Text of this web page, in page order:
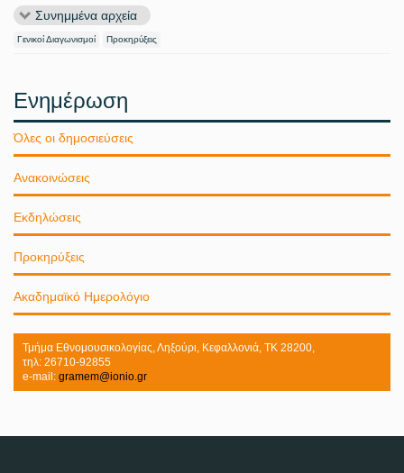
Συνημμένα αρχεία
Γενικοί Διαγωνισμοί Προκηρύξεις
Ενημέρωση
Όλες οι δημοσιεύσεις
Ανακοινώσεις
Εκδηλώσεις
Προκηρύξεις
Ακαδημαϊκό Ημερολόγιο
Τμήμα Εθνομουσικολογίας, Ληξούρι, Κεφαλλονιά, ΤΚ 28200,
τηλ: 26710-92855
e-mail: gramem@ionio.gr